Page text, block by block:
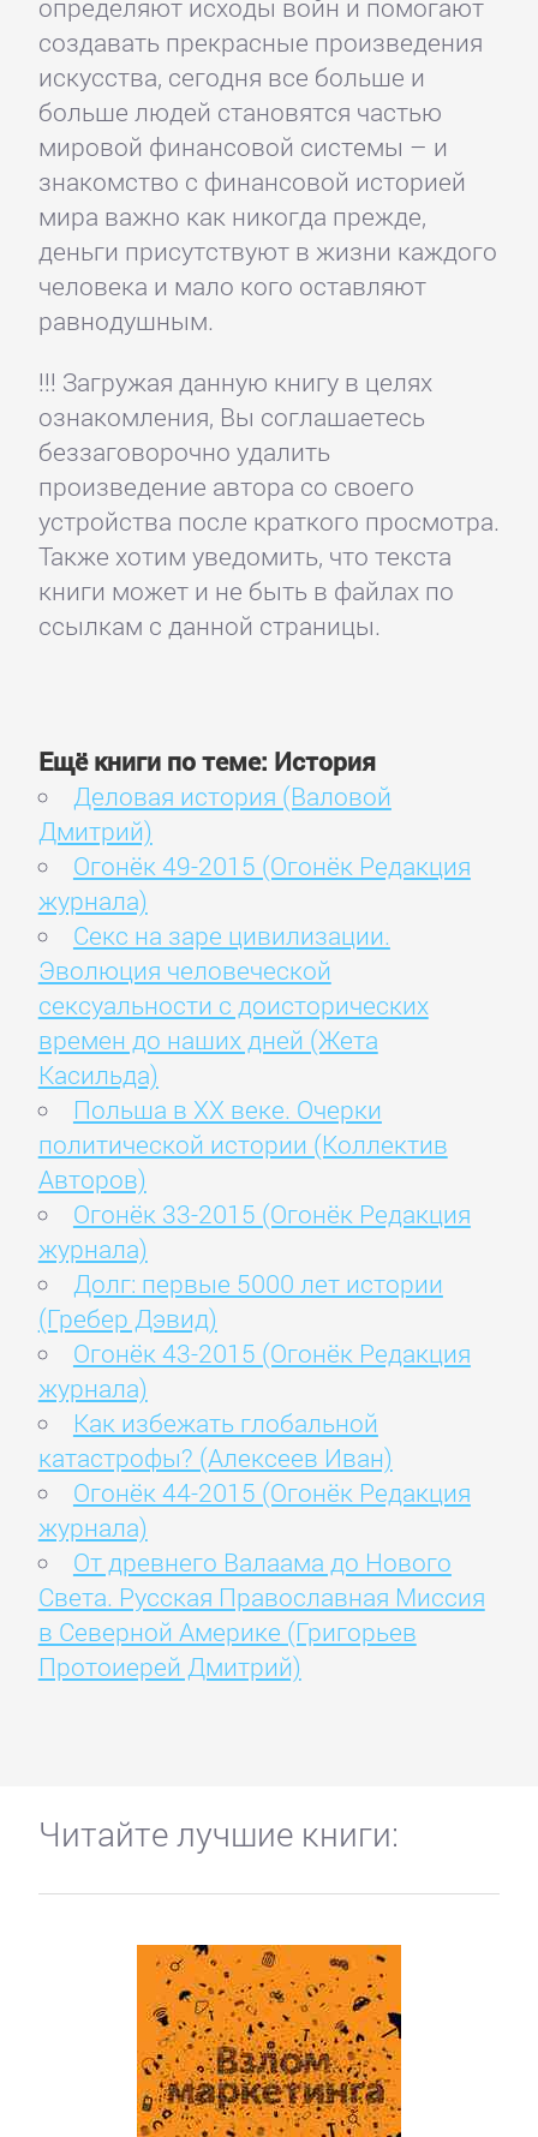
определяют исходы войн и помогают
создавать прекрасные произведения
искусства, сегодня все больше и
больше людей становятся частью
мировой финансовой системы – и
знакомство с финансовой историей
мира важно как никогда прежде,
деньги присутствуют в жизни каждого
человека и мало кого оставляют
равнодушным.
!!! Загружая данную книгу в целях
ознакомления, Вы соглашаетесь
беззаговорочно удалить
произведение автора со своего
устройства после краткого просмотра.
Также хотим уведомить, что текста
книги может и не быть в файлах по
ссылкам с данной страницы.
Ещё книги по теме: История
Деловая история (Валовой
Дмитрий)
Огонёк 49-2015 (Огонёк Редакция
журнала)
Секс на заре цивилизации.
Эволюция человеческой
сексуальности с доисторических
времен до наших дней (Жета
Касильда)
Польша в ХХ веке. Очерки
политической истории (Коллектив
Авторов)
Огонёк 33-2015 (Огонёк Редакция
журнала)
Долг: первые 5000 лет истории
(Гребер Дэвид)
Огонёк 43-2015 (Огонёк Редакция
журнала)
Как избежать глобальной
катастрофы? (Алексеев Иван)
Огонёк 44-2015 (Огонёк Редакция
журнала)
От древнего Валаама до Нового
Света. Русская Православная Миссия
в Северной Америке (Григорьев
Протоиерей Дмитрий)
Читайте лучшие книги: